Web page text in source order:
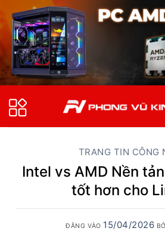
qua
nội
dung
TRANG TIN CÔNG
Intel vs AMD Nền
tốt hơn cho
ĐĂNG VÀO 15/04/2026